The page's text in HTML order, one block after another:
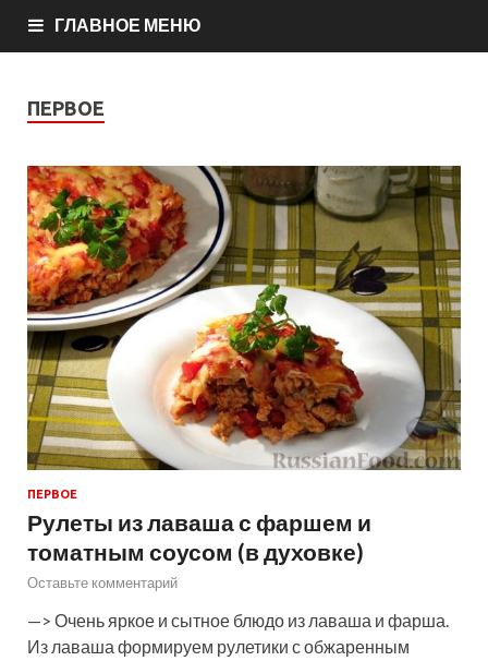
ГЛАВНОЕ МЕНЮ
ПЕРВОЕ
ПЕРВОЕ
Рулеты из лаваша с фаршем и
томатным соусом (в духовке)
Оставьте комментарий
—> Очень яркое и сытное блюдо из лаваша и фарша.
Из лаваша формируем рулетики с обжаренным